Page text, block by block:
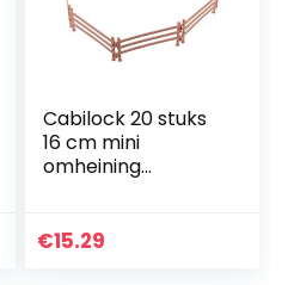
Cabilock 20 stuks
16 cm mini
omheining
tuinhek panelen
€15.29